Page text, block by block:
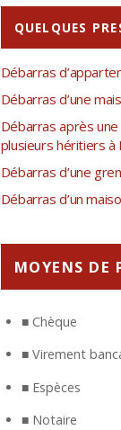
QUELQUES
Débarras
Débarras d’une
Débarras après
plusieurs héritiers à
Débarras d’une
Débarras d’un
MOYENS DE
■ Chèque
■ Virement
■ Espèces
■ Notaire